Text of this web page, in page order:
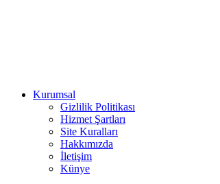
Kurumsal
Gizlilik Politikası
Hizmet Şartları
Site Kuralları
Hakkımızda
İletişim
Künye